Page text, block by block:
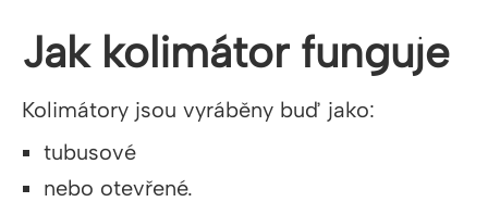
Jak kolimátor funguje
Kolimátory jsou vyráběny buď jako:
tubusové
nebo otevřené.